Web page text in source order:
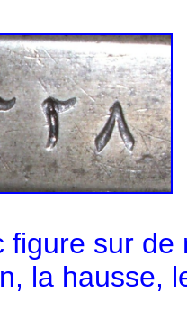
figure sur
la hausse,